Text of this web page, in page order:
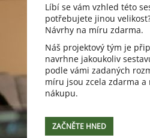
Líbí se vám vzhled této
potřebujete jinou
Návrhy na míru zdarma.
Náš projektový tým je
navrhne jakoukoliv
podle vámi zadaných
míru jsou zcela zdarma a
nákupu.
ZAČNĚTE HNED